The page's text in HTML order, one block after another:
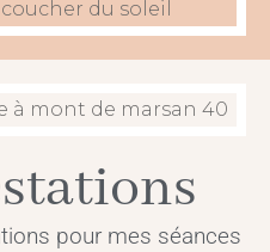
pour mes séances